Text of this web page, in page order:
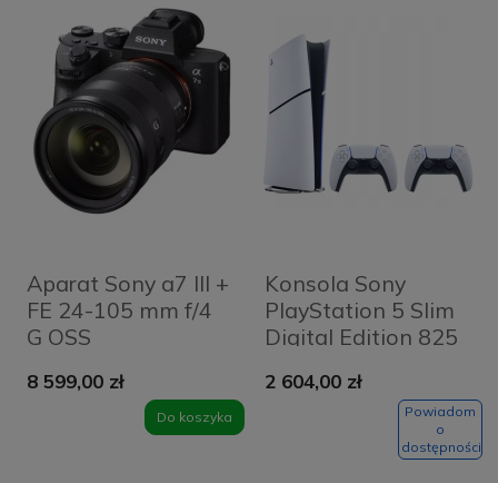
Aparat Sony a7 III +
FE 24-105 mm f/4
G OSS
8 599,00 zł
Do koszyka
Konsola Sony
PlayStation 5 Slim
Digital Edition 825
DualSense Biała -
2 604,00 zł
Powiadom
o
dostępności